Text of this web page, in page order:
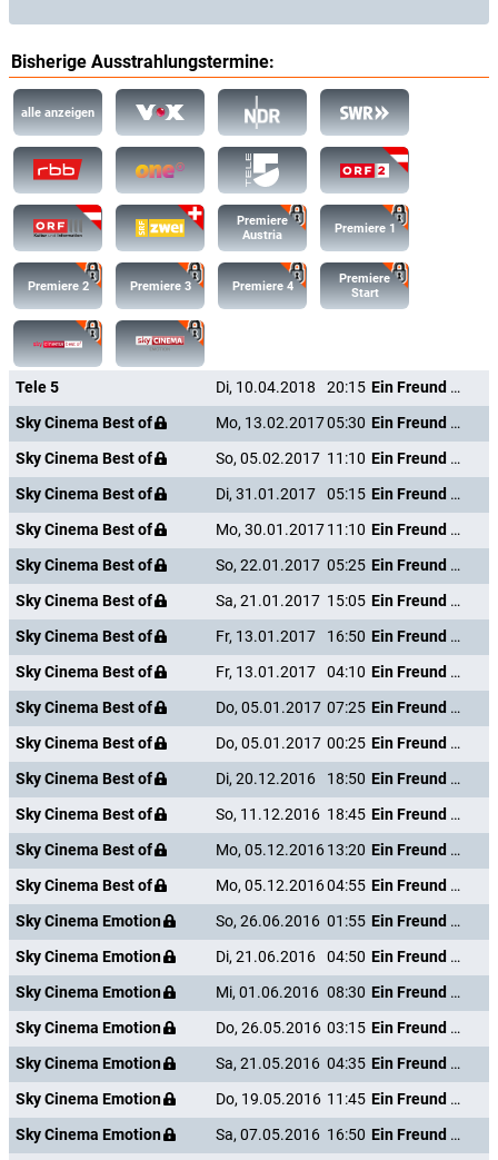
Bisherige Ausstrahlungstermine:
alle anzeigen
Premiere
Austria
Premiere 1
Premiere 2 Premiere 3 Premiere 4
Premiere
Start
Tele 5 Di, 10.04.2018 20:15
Ein Freund von mir
Sky Cinema Best of
Mo, 13.02.201705:30
Ein Freund von mir
Sky Cinema Best of
So, 05.02.2017 11:10
Ein Freund von mir
Sky Cinema Best of
Di, 31.01.2017 05:15
Ein Freund von mir
Sky Cinema Best of
Mo, 30.01.201711:10
Ein Freund von mir
Sky Cinema Best of
So, 22.01.2017 05:25
Ein Freund von mir
Sky Cinema Best of
Sa, 21.01.2017 15:05
Ein Freund von mir
Sky Cinema Best of
Fr, 13.01.2017 16:50
Ein Freund von mir
Sky Cinema Best of
Fr, 13.01.2017 04:10
Ein Freund von mir
Sky Cinema Best of
Do, 05.01.2017 07:25
Ein Freund von mir
Sky Cinema Best of
Do, 05.01.2017 00:25
Ein Freund von mir
Sky Cinema Best of
Di, 20.12.2016 18:50
Ein Freund von mir
Sky Cinema Best of
So, 11.12.2016 18:45
Ein Freund von mir
Sky Cinema Best of
Mo, 05.12.201613:20
Ein Freund von mir
Sky Cinema Best of
Mo, 05.12.201604:55
Ein Freund von mir
Sky Cinema Emotion
So, 26.06.2016 01:55
Ein Freund von mir
Sky Cinema Emotion
Di, 21.06.2016 04:50
Ein Freund von mir
Sky Cinema Emotion
Mi, 01.06.2016 08:30
Ein Freund von mir
Sky Cinema Emotion
Do, 26.05.2016 03:15
Ein Freund von mir
Sky Cinema Emotion
Sa, 21.05.2016 04:35
Ein Freund von mir
Sky Cinema Emotion
Do, 19.05.2016 11:45
Ein Freund von mir
Sky Cinema Emotion
Sa, 07.05.2016 16:50
Ein Freund von mir